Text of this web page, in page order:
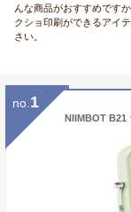
んな商品がおすすめです
クショ印刷ができるアイ
さい。
no. 1